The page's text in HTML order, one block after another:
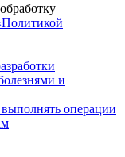
и
операции